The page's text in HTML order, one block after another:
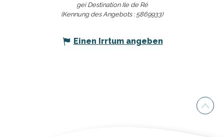
gei Destination Ile de Ré
(Kennung des Angebots : 5869933)
Einen Irrtum angeben